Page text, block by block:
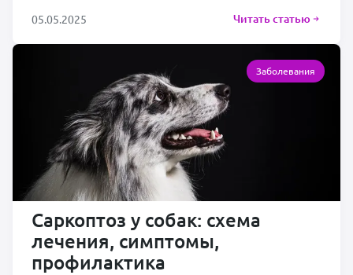
05.05.2025 Читать статью
Саркоптоз у собак: схема
лечения, симптомы,
профилактика
Заболевания